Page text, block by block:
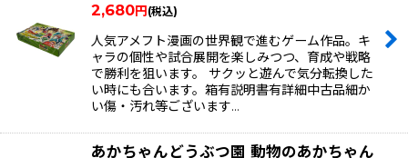
2,680円 (税込)
人気アメフト漫画の世界観で進むゲーム作品。キ
ャラの個性や試合展開を楽しみつつ、育成や戦略
で勝利を狙います。 サクッと遊んで気分転換した
い時にも合います。箱有説明書有詳細中古品細か
い傷・汚れ等ございます…
あかちゃんどうぶつ園 動物のあかちゃん